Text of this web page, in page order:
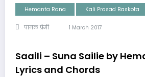
Hemanta Rana Kali Prasad Baskota
पागल प्रेमी 1 March 2017
Saaili – Suna Sailie by
Lyrics and Chords